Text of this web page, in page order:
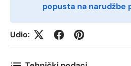
Kommentarer
popusta na narudžbe
Udio: